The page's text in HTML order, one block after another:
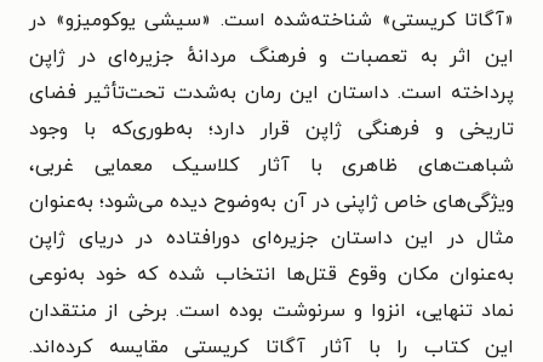
«آگاتا کریستی» شناخته‌شده است. «سیشی یوکومیزو» در
این اثر به تعصبات و فرهنگ مردانهٔ جزیره‌ای در ژاپن
پرداخته است. داستان این رمان به‌شدت تحت‌تأثیر فضای
تاریخی و فرهنگی ژاپن قرار دارد؛ به‌طوری‌که با وجود
شباهت‌های ظاهری با آثار کلاسیک معمایی غربی،
ویژگی‌های خاص ژاپنی در آن به‌وضوح دیده می‌شود؛ به‌عنوان
مثال در این داستان جزیره‌ای دورافتاده در دریای ژاپن
به‌عنوان مکان وقوع قتل‌ها انتخاب شده که خود به‌نوعی
نماد تنهایی، انزوا و سرنوشت بوده است. برخی از منتقدان
این کتاب را با آثار آگاتا کریستی مقایسه کرده‌اند.